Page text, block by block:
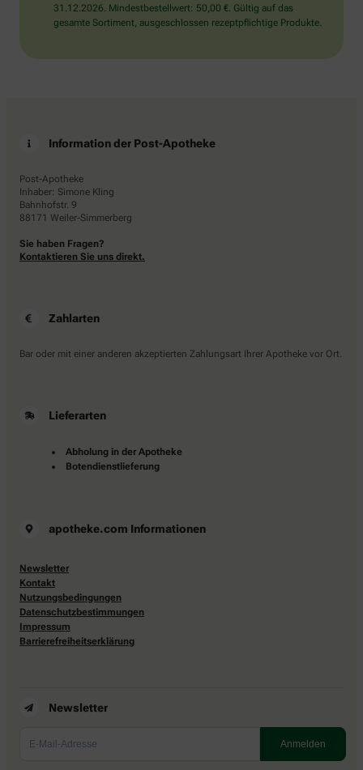
31.12.2026. Mindestbestellwert: 50,00 €. Gültig auf das
gesamte Sortiment, ausgeschlossen rezeptpflichtige Produkte.
Information der Post-Apotheke
Post-Apotheke
Inhaber: Simone Kling
Bahnhofstr. 9
88171 Weiler-Simmerberg
Sie haben Fragen?
Kontaktieren Sie uns direkt.
Zahlarten
Bar oder mit einer anderen akzeptierten Zahlungsart Ihrer Apotheke vor Ort.
Lieferarten
Abholung in der Apotheke
Botendienstlieferung
apotheke.com Informationen
Newsletter
Kontakt
Nutzungsbedingungen
Datenschutzbestimmungen
Impressum
Barrierefreiheitserklärung
Newsletter